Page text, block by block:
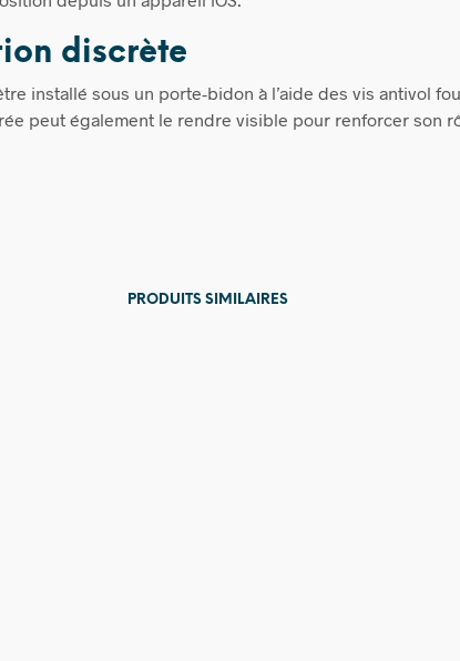
discrète
installé sous un porte-bidon à l’aide des vis antivol
peut également le rendre visible pour renforcer son
PRODUITS SIMILAIRES